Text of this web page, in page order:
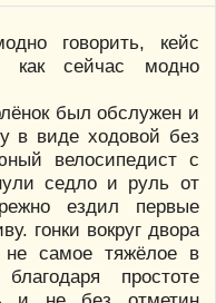
говорить, кейс
как сейчас модно
был обслужен и
в виде ходовой без
велосипедист с
седло и руль от
ездил первые
гонки вокруг двора
самое тяжёлое в
простоте